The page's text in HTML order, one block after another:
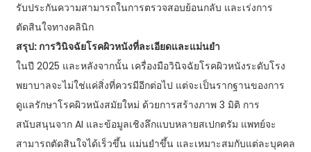
รับประกันความสามารถในการตรวจสอบย้อนกลับ และเร่งการ
ตัดสินใจทางคลินิก
สรุป: การวินิจฉัยโรคผิวหนังที่ละเอียดและแม่นยำ
ในปี 2025 และหลังจากนั้น เครื่องมือวินิจฉัยโรคผิวหนังระดับโรง
พยาบาลจะไม่ใช่แค่สิ่งที่ควรมีอีกต่อไป แต่จะเป็นรากฐานของการ
ดูแลรักษาโรคผิวหนังสมัยใหม่ ด้วยการสร้างภาพ 3 มิติ การ
สนับสนุนจาก AI และข้อมูลเชิงลึกแบบหลายสเปกตรัม แพทย์จะ
สามารถตัดสินใจได้เร็วขึ้น แม่นยำขึ้น และเหมาะสมกับแต่ละบุคคล